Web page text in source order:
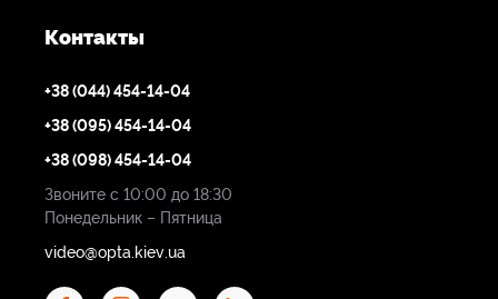
Контакты
+38 (044) 454-14-04
+38 (095) 454-14-04
+38 (098) 454-14-04
Звоните с 10:00 до 18:30
Понедельник – Пятница
video@opta.kiev.ua